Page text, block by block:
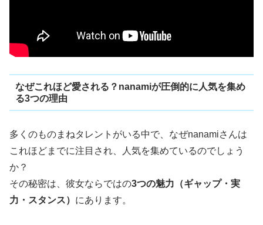
なぜこれほど愛される？nanamiが圧倒的に人気を集め
る3つの理由
多くのものまねタレントがいる中で、なぜnanamiさんは
これほどまでに注目され、人気を集めているのでしょう
か？
その秘密は、彼女ならではの3つの魅力（ギャップ・実
力・スタンス） にあります。